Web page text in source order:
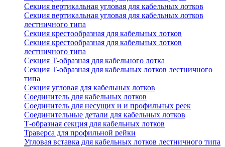
Секция вертикальная угловая для кабельных лотков
Секция вертикальная угловая для кабельных лотков
лестничного типа
Секция крестообразная для кабельных лотков
Секция крестообразная для кабельных лотков
лестничного типа
Секция Т-образная для кабельного лотка
Секция Т-образная для кабельных лотков лестничного
типа
Секция угловая для кабельных лотков
Соединитель для кабельных лотков
Соединитель для несущих и и профильных реек
Соединительные детали для кабельных лотков
Т-образная секция для кабельных лотков
Траверса для профильной рейки
Угловая вставка для кабельных лотков лестничного типа